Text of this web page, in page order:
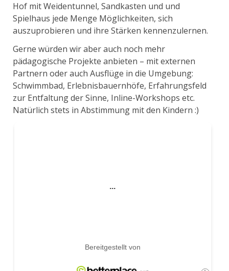
Hof mit Weidentunnel, Sandkasten und und
Spielhaus jede Menge Möglichkeiten, sich
auszuprobieren und ihre Stärken kennenzulernen.
Gerne würden wir aber auch noch mehr
pädagogische Projekte anbieten – mit externen
Partnern oder auch Ausflüge in die Umgebung:
Schwimmbad, Erlebnisbauernhöfe, Erfahrungsfeld
zur Entfaltung der Sinne, Inline-Workshops etc.
Natürlich stets in Abstimmung mit den Kindern :)